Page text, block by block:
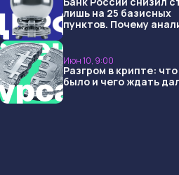
лишь на 25 базисных
пунктов. Почему
Июн 10, 9:00
Разгром в крипте:
было и чего ждать